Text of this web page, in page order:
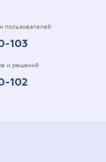
пользователей
103
и решений
102